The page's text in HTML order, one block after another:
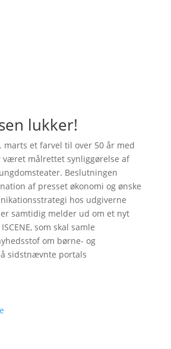
lukker!
marts et farvel til over 50 år med
været målrettet synliggørelse af
Beslutningen
af presset økonomi og ønske
hos udgiverne
samtidig melder ud om et nyt
som skal samle
om børne- og
sidstnævnte portals